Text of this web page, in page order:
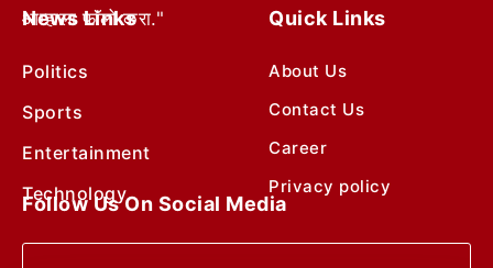
आम्हाला फॉलो करा."
News Links
Politics
Sports
Entertainment
Technology
Quick Links
About Us
Contact Us
Career
Privacy policy
Follow Us On Social Media